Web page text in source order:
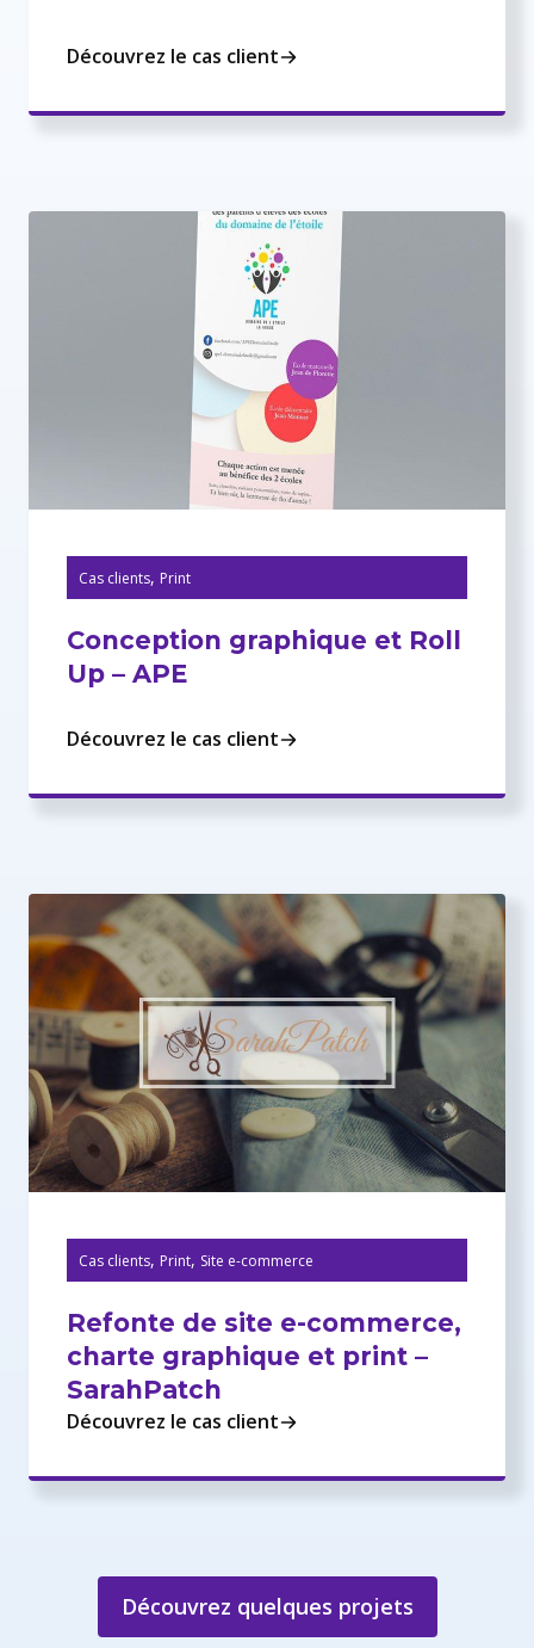
Découvrez le cas client
Cas clients, Print
Conception graphique et Roll
Up – APE
Découvrez le cas client
Cas clients, Print, Site e-commerce
Refonte de site e-commerce,
charte graphique et print –
SarahPatch
Découvrez le cas client
Découvrez quelques projets